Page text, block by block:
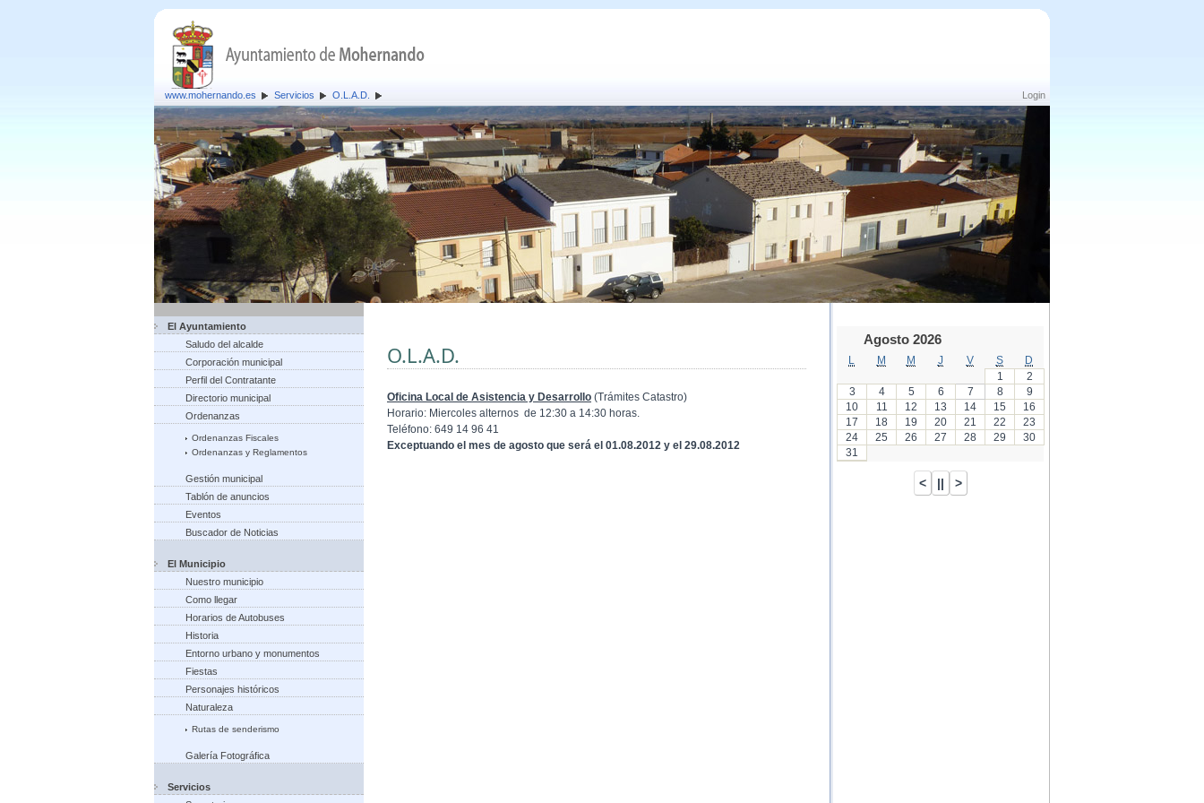
Login
www.mohernando.es Servicios O.L.A.D.
El Ayuntamiento
Saludo del alcalde
Corporación municipal
Perfil del Contratante
Directorio municipal
Ordenanzas
Ordenanzas Fiscales
Ordenanzas y Reglamentos
Gestión municipal
Tablón de anuncios
Eventos
Buscador de Noticias
El Municipio
Nuestro municipio
Como llegar
Horarios de Autobuses
Historia
Entorno urbano y monumentos
Fiestas
Personajes históricos
Naturaleza
Rutas de senderismo
Galería Fotográfica
Servicios
O.L.A.D.
Oficina Local de Asistencia y Desarrollo (Trámites Catastro)
Horario: Miercoles alternos de 12:30 a 14:30 horas.
Teléfono: 649 14 96 41
Exceptuando el mes de agosto que será el 01.08.2012 y el 29.08.2012
Agosto 2026
M M J V S
D
1
2
3
4 5 6 7 8
9
10
11 12 13 14 15
16
17
18 19 20 21 22
23
24
25 26 27 28 29
30
31